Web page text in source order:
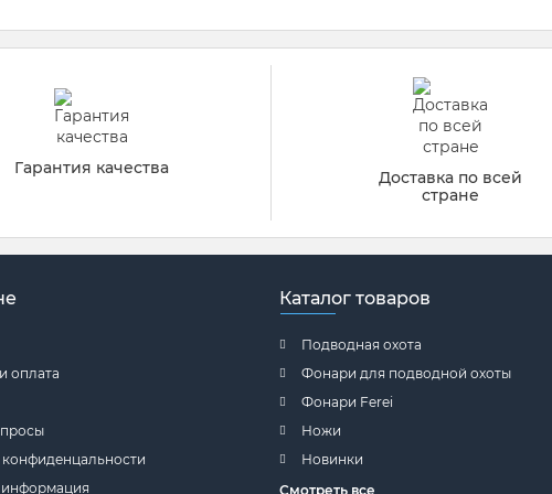
Гарантия качества
Доставка по всей
стране
оплата
Каталог товаров
Подводная охота
Фонари для подводной охоты
Фонари Ferei
Ножи
Новинки
Смотреть все